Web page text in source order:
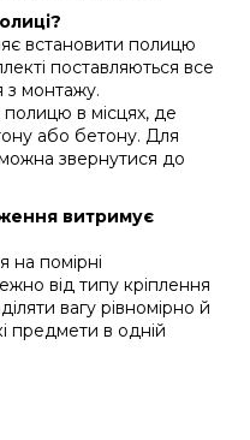
встановити полицю
поставляються все
з монтажу.
в місцях, де
або бетону. Для
звернутися до
витримує
на помірні
від типу кріплення
вагу рівномірно й
предмети в одній